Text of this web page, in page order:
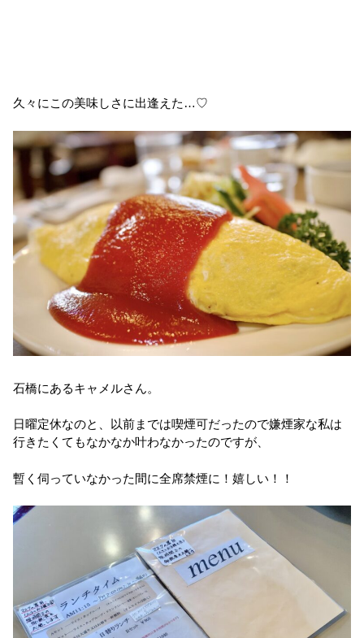
久々にこの美味しさに出逢えた…♡
石橋にあるキャメルさん。
日曜定休なのと、以前までは喫煙可だったので嫌煙家な私は
行きたくてもなかなか叶わなかったのですが、
暫く伺っていなかった間に全席禁煙に！嬉しい！！